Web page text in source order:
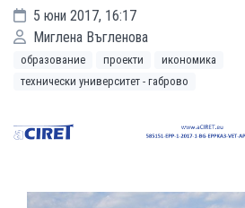
5 юни 2017, 16:17
Миглена Въгленова
образование проекти
икономика
технически университет - габрово